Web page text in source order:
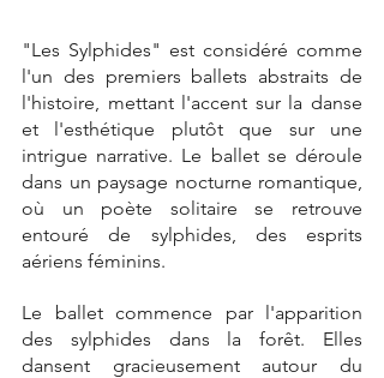
"Les Sylphides" est considéré comme
l'un des premiers ballets abstraits de
l'histoire, mettant l'accent sur la danse
et l'esthétique plutôt que sur une
intrigue narrative. Le ballet se déroule
dans un paysage nocturne romantique,
où un poète solitaire se retrouve
entouré de sylphides, des esprits
aériens féminins.
Le ballet commence par l'apparition
des sylphides dans la forêt. Elles
dansent gracieusement autour du